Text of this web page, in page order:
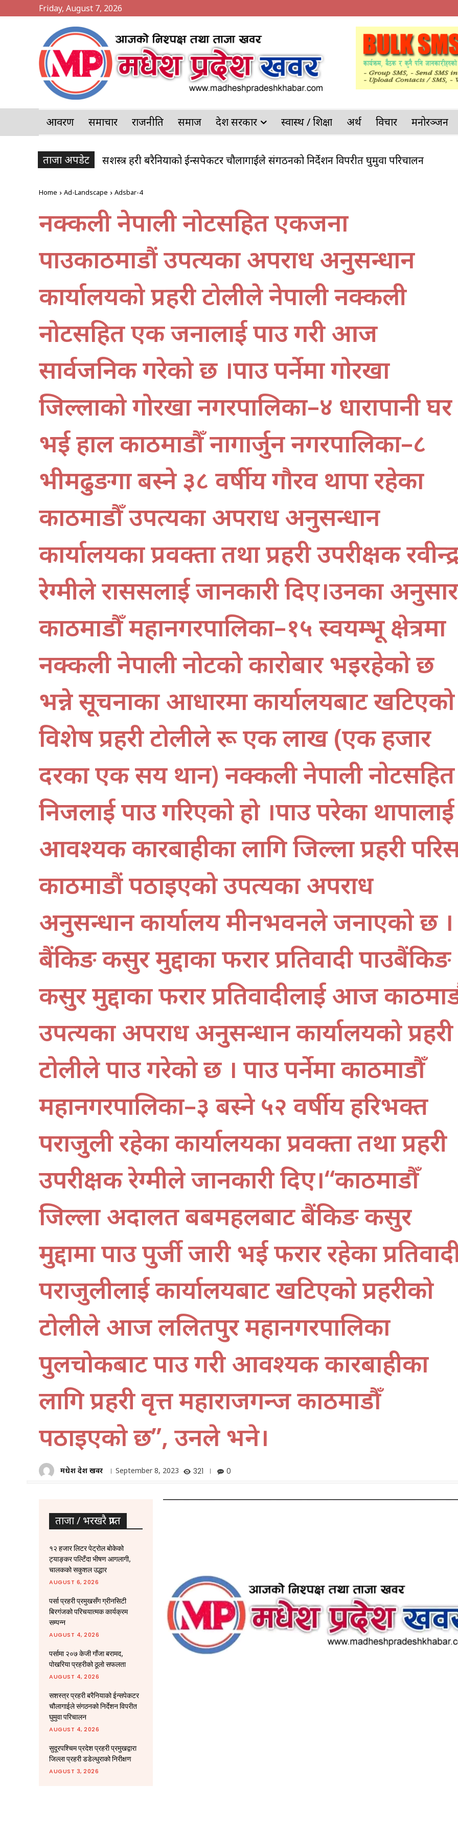
Friday, August 7, 2026
आवरण समाचार राजनीति समाज प्रदेश सरकार स्वास्थ / शिक्षा अर्थ विचार मनोरञ्जन
ताजा अपडेट सशस्त्र प्रहरी बरैनियाको ईन्सपेकटर चौलागाईले संगठनको निर्देशन विपरीत घुमुवा परिचालन
Home Ad-Landscape Adsbar-4
नक्कली नेपाली नोटसहित एकजना
पक्राउकाठमाडौं उपत्यका अपराध अनुसन्धान
कार्यालयको प्रहरी टोलीले नेपाली नक्कली
नोटसहित एक जनालाई पक्राउ गरी आज
सार्वजनिक गरेको छ ।पक्राउ पर्नेमा गोरखा
जिल्लाको गोरखा नगरपालिका–४ धारापानी घर
भई हाल काठमाडौँ नागार्जुन नगरपालिका–८
भीमढुङगा बस्ने ३८ वर्षीय गौरव थापा रहेका
काठमाडौँ उपत्यका अपराध अनुसन्धान
कार्यालयका प्रवक्ता तथा प्रहरी उपरीक्षक
रेग्मीले राससलाई जानकारी दिए।उनका अनुसार
काठमाडौँ महानगरपालिका–१५ स्वयम्भू क्षेत्रमा
नक्कली नेपाली नोटको कारोबार भइरहेको छ
भन्ने सूचनाका आधारमा कार्यालयबाट खटिएको
विशेष प्रहरी टोलीले रू एक लाख (एक हजार
दरका एक सय थान) नक्कली नेपाली नोटसहित
निजलाई पक्राउ गरिएको हो ।पक्राउ परेका थापालाई
आवश्यक कारबाहीका लागि जिल्ला प्रहरी
काठमाडौं पठाइएको उपत्यका अपराध
अनुसन्धान कार्यालय मीनभवनले जनाएको छ ।
बैंकिङ कसुर मुद्दाका फरार प्रतिवादी पक्राउबैंकिङ
कसुर मुद्दाका फरार प्रतिवादीलाई आज
उपत्यका अपराध अनुसन्धान कार्यालयको प्रहरी
टोलीले पक्राउ गरेको छ । पक्राउ पर्नेमा काठमाडौँ
महानगरपालिका–३ बस्ने ५२ वर्षीय हरिभक्त
पराजुली रहेका कार्यालयका प्रवक्ता तथा प्रहरी
उपरीक्षक रेग्मीले जानकारी दिए।“काठमाडौँ
जिल्ला अदालत बबमहलबाट बैंकिङ कसुर
मुद्दामा पक्राउ पुर्जी जारी भई फरार रहेका
पराजुलीलाई कार्यालयबाट खटिएको प्रहरीको
टोलीले आज ललितपुर महानगरपालिका
पुलचोकबाट पक्राउ गरी आवश्यक कारबाहीका
लागि प्रहरी वृत्त महाराजगन्ज काठमाडौँ
पठाइएको छ”, उनले भने।
मधेश प्रदेश खवर September 8, 2023 321 0
ताजा / भरखरै प्राप्त
१२ हजार लिटर पेट्रोल बोकेको
ट्याङ्कर पल्टिँदा भीषण आगलागी,
चालकको सकुशल उद्धार
AUGUST 6, 2026
पर्सा प्रहरी प्रमुखसँग ग्रीनसिटी
बिरगंजको परिचयात्मक कार्यक्रम
सम्पन्न
AUGUST 4, 2026
पर्सामा २०७ केजी गाँजा बरामद,
पोखरिया प्रहरीको ठूलो सफलता
AUGUST 4, 2026
सशस्त्र प्रहरी बरैनियाको ईन्सपेकटर
चौलागाईले संगठनको निर्देशन विपरीत
घुमुवा परिचालन
AUGUST 4, 2026
सुदूरपश्चिम प्रदेश प्रहरी प्रमुखद्वारा
जिल्ला प्रहरी डडेल्धुराको निरीक्षण
AUGUST 3, 2026